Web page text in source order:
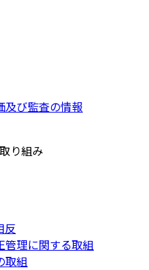
及び監査の情報
り組み
反
管理に関する取組
取組